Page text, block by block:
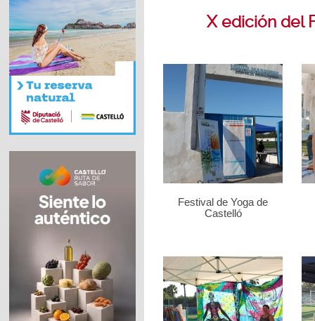
X edición del
Festival de Yoga de
Castelló